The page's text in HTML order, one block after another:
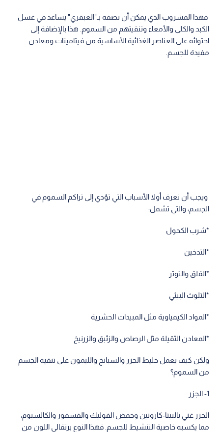
فهذا المشروب الذي يمكن أن نصفه بـ"العبقري" يساعد في غسل
الكبد والكلى والأمعاء وتنقيتهم من السموم. هذا بالإضافة إلى
احتوائه على العناصر الغذائية الأساسية من فيتامينات ومعادن
مفيدة للجسم.
ويجب أن نعرف أولا الأسباب التي تؤدي إلى تراكم السموم في
الجسم، والتي تشمل:
*شرب الكحول
*التدخين
*القلق والتوتر
*التلوث البيئي
*المواد الكيمياوية مثل المبيدات الحشرية
*المعادن الثقيلة مثل الرصاص والزئبق والزرنيخ
ولكن كيف يعمل خليط الجزر والسبانخ والليمون على تنقية الجسم
من السموم؟
1- الجزر
الجزر غني بالبيتا-كاروتين وحمض الفوليك والفسفور والكالسيوم،
مما يكسبه خاصية التنشيط للجسم. فهذا النوع برتقالي اللون من